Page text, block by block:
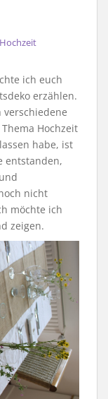
Hochzeit
ich euch
erzählen.
Hochzeit
habe, ist
entstanden,
nicht
möchte ich
zeigen.